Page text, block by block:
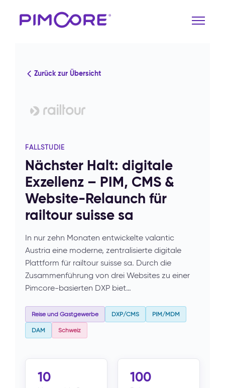
Zurück zur Übersicht
FALLSTUDIE
Nächster Halt: digitale
Exzellenz – PIM, CMS &
Website-Relaunch für
railtour suisse sa
In nur zehn Monaten entwickelte valantic
Austria eine moderne, zentralisierte digitale
Plattform für railtour suisse sa. Durch die
Zusammenführung von drei Websites zu einer
Pimcore-basierten DXP biet…
Reise und Gastgewerbe DXP/CMS PIM/MDM
DAM Schweiz
10 100